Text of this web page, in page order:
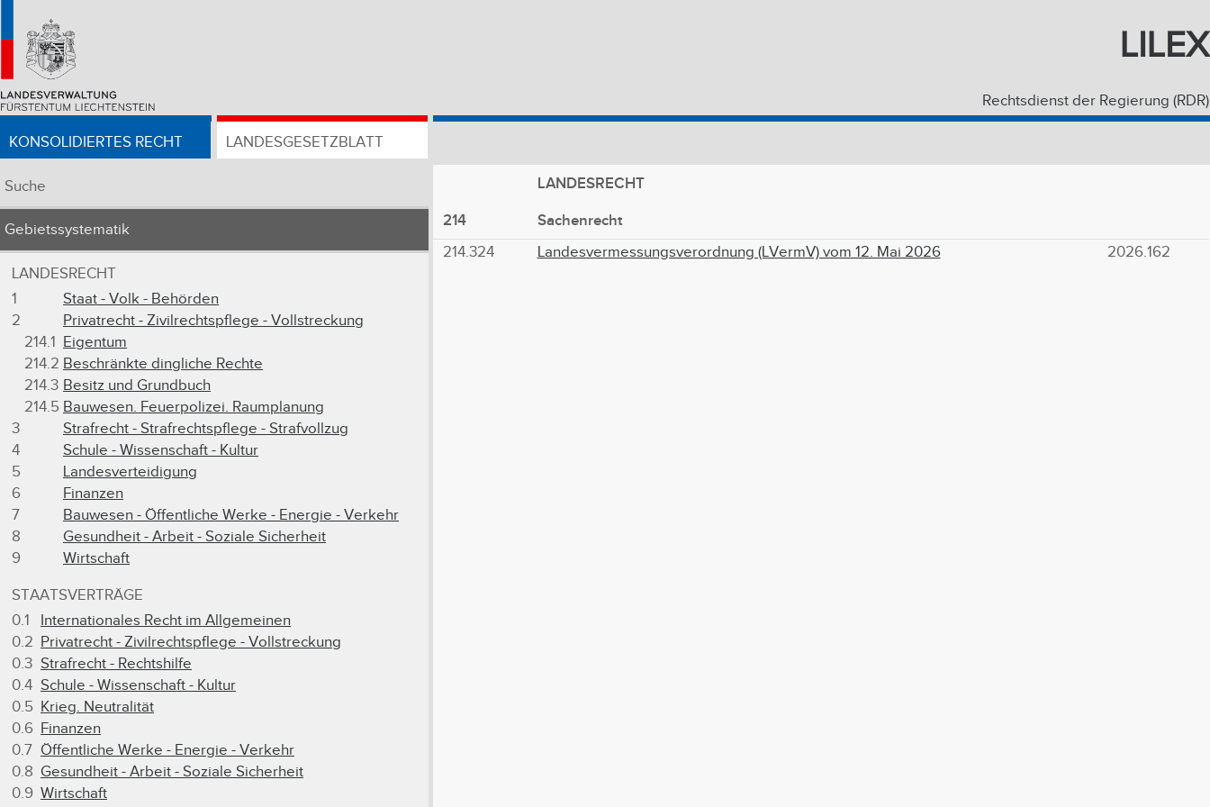
LILEX
Rechtsdienst der Regierung (RDR)
KONSOLIDIERTES RECHT LANDESGESETZBLATT
Suche
Gebietssystematik
LANDESRECHT
1
Staat - Volk - Behörden
2
Privatrecht - Zivilrechtspflege - Vollstreckung
214.1 Eigentum
214.2 Beschränkte dingliche Rechte
214.3 Besitz und Grundbuch
214.5 Bauwesen. Feuerpolizei. Raumplanung
3
Strafrecht - Strafrechtspflege - Strafvollzug
4
Schule - Wissenschaft - Kultur
5
Landesverteidigung
6
Finanzen
7
Bauwesen - Öffentliche Werke - Energie - Verkehr
8
Gesundheit - Arbeit - Soziale Sicherheit
9
Wirtschaft
STAATSVERTRÄGE
0.1
Internationales Recht im Allgemeinen
0.2 Privatrecht - Zivilrechtspflege - Vollstreckung
0.3 Strafrecht - Rechtshilfe
0.4 Schule - Wissenschaft - Kultur
0.5 Krieg. Neutralität
0.6 Finanzen
0.7 Öffentliche Werke - Energie - Verkehr
0.8 Gesundheit - Arbeit - Soziale Sicherheit
0.9 Wirtschaft
LANDESRECHT
214
Sachenrecht
214.324 Landesvermessungsverordnung (LVermV) vom 12. Mai 2026 2026.162